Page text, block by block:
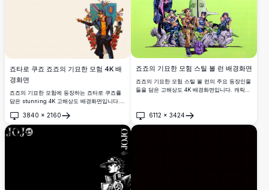
죠타로 쿠죠 죠죠의 기묘한 모험 4K 배
경화면
죠죠의 기묘한 모험에 등장하는 죠타로 쿠죠를
담은 stunning 4K 고해상도 배경화면입니다.
와 문장 방패, 화려한 장식들에 둘러싸여 대담하
게 손가락을 가리키는 포즈를 취한 상징적인 캐
릭터를 표현했습니다.
3840 × 2160
열기
죠죠의 기묘한 모험 스틸 볼 런 배경화면
죠죠의 기묘한 모험 스틸 볼 런의 주요 등장인물
들을 담은 고해상도 4K 배경화면입니다. 캐릭터
스타일과 정교한 스탠드 디자인을 선보입니다.
6112 × 3424
열기